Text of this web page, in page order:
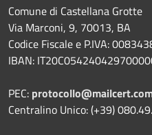
Comune di Castellana Grotte
Via Marconi, 9, 70013, BA
Codice Fiscale e P.IVA:
IBAN:
PEC:
Centralino Unico: (+39)